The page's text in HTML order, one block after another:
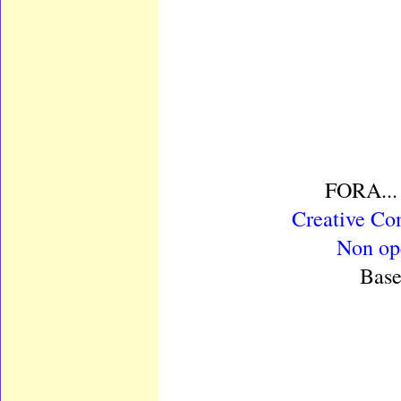
FORA...
Creative
Non